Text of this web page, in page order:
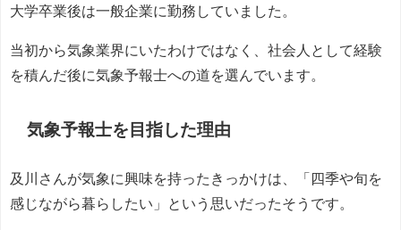
大学卒業後は一般企業に勤務していました。
当初から気象業界にいたわけではなく、社会人として経験
を積んだ後に気象予報士への道を選んでいます。
気象予報士を目指した理由
及川さんが気象に興味を持ったきっかけは、「四季や旬を
感じながら暮らしたい」という思いだったそうです。